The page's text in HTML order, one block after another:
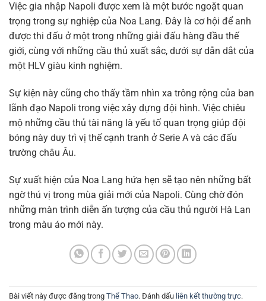
Việc gia nhập Napoli được xem là một bước ngoặt quan
trọng trong sự nghiệp của Noa Lang. Đây là cơ hội để anh
được thi đấu ở một trong những giải đấu hàng đầu thế
giới, cùng với những cầu thủ xuất sắc, dưới sự dẫn dắt của
một HLV giàu kinh nghiệm.
Sự kiện này cũng cho thấy tầm nhìn xa trông rộng của ban
lãnh đạo Napoli trong việc xây dựng đội hình. Việc chiêu
mộ những cầu thủ tài năng là yếu tố quan trọng giúp đội
bóng này duy trì vị thế cạnh tranh ở Serie A và các đấu
trường châu Âu.
Sự xuất hiện của Noa Lang hứa hẹn sẽ tạo nên những bất
ngờ thú vị trong mùa giải mới của Napoli. Cùng chờ đón
những màn trình diễn ấn tượng của cầu thủ người Hà Lan
trong màu áo mới này.
Bài viết này được đăng trong Thể Thao. Đánh dấu liên kết thường trực.